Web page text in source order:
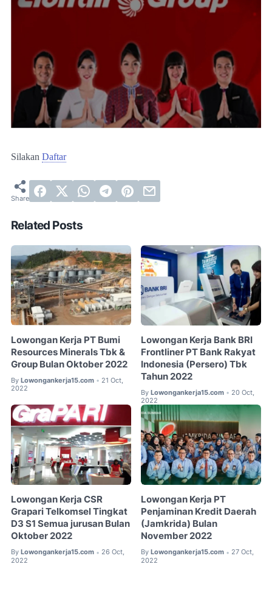
Silakan Daftar
Related Posts
Lowongan Kerja PT Bumi
Resources Minerals Tbk &
Group Bulan Oktober 2022
By Lowongankerja15.com • 21 Oct,
2022
Lowongan Kerja Bank BRI
Frontliner PT Bank Rakyat
Indonesia (Persero) Tbk
Tahun 2022
By Lowongankerja15.com • 20 Oct,
2022
Lowongan Kerja CSR
Grapari Telkomsel Tingkat
D3 S1 Semua jurusan Bulan
Oktober 2022
By Lowongankerja15.com • 26 Oct,
2022
Lowongan Kerja PT
Penjaminan Kredit Daerah
(Jamkrida) Bulan
November 2022
By Lowongankerja15.com • 27 Oct,
2022